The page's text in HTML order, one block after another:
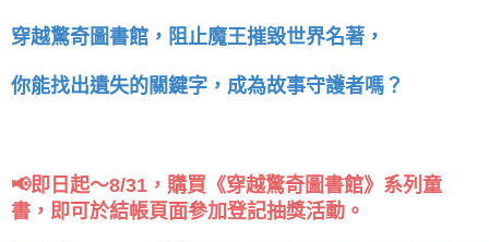
穿越驚奇圖書館，阻止魔王摧毀世界名著，
你能找出遺失的關鍵字，成為故事守護者嗎？
📢即日起～8/31，購買《穿越驚奇圖書館》系列童
書，即可於結帳頁面參加登記抽獎活動。